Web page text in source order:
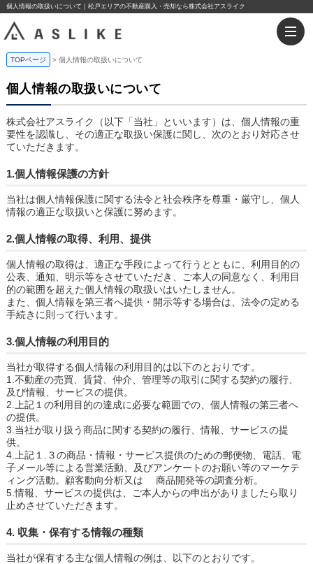
個人情報の取扱いについて｜松戸エリアの不動産購入・売却なら株式会社アスライク
TOPページ 個人情報の取扱いについて
個人情報の取扱いについて
株式会社アスライク（以下「当社」といいます）は、個人情報の重
要性を認識し、その適正な取扱い保護に関し、次のとおり対応させ
ていただきます。
1.個人情報保護の方針
当社は個人情報保護に関する法令と社会秩序を尊重・厳守し、個人
情報の適正な取扱いと保護に努めます。
2.個人情報の取得、利用、提供
個人情報の取得は、適正な手段によって行うとともに、利用目的の
公表、通知、明示等をさせていただき、ご本人の同意なく、利用目
的の範囲を超えた個人情報の取扱いはいたしません。
また、個人情報を第三者へ提供・開示等する場合は、法令の定める
手続きに則って行います。
3.個人情報の利用目的
当社が取得する個人情報の利用目的は以下のとおりです。
1.不動産の売買、賃貸、仲介、管理等の取引に関する契約の履行、
及び情報、サービスの提供。
2.上記１の利用目的の達成に必要な範囲での、個人情報の第三者へ
の提供。
3.当社が取り扱う商品に関する契約の履行、情報、サービスの提
供。
4.上記１.３の商品・情報・サービス提供のための郵便物、電話、電
子メール等による営業活動、及びアンケートのお願い等のマーケテ
ィング活動。顧客動向分析又は 商品開発等の調査分析。
5.情報、サービスの提供は、ご本人からの申出がありましたら取り
止めさせていただきます。
4. 収集・保有する情報の種類
当社が保有する主な個人情報の例は、以下のとおりです。